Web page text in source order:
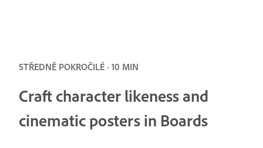
STŘEDNĚ POKROČILÉ · 10 MIN
Craft character likeness and
cinematic posters in Boards